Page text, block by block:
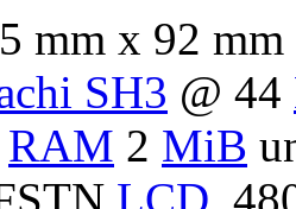
mm x 92
SH3 @ 44
RAM 2 MiB
LCD,